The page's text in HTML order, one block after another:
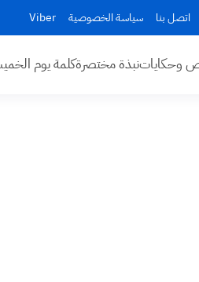
اتصل بنا سياسة الخصوصية Viber
وحكاياتنبذة مختصرةكلمة يوم